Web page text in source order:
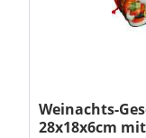
Weinachts-
28x18x6cm